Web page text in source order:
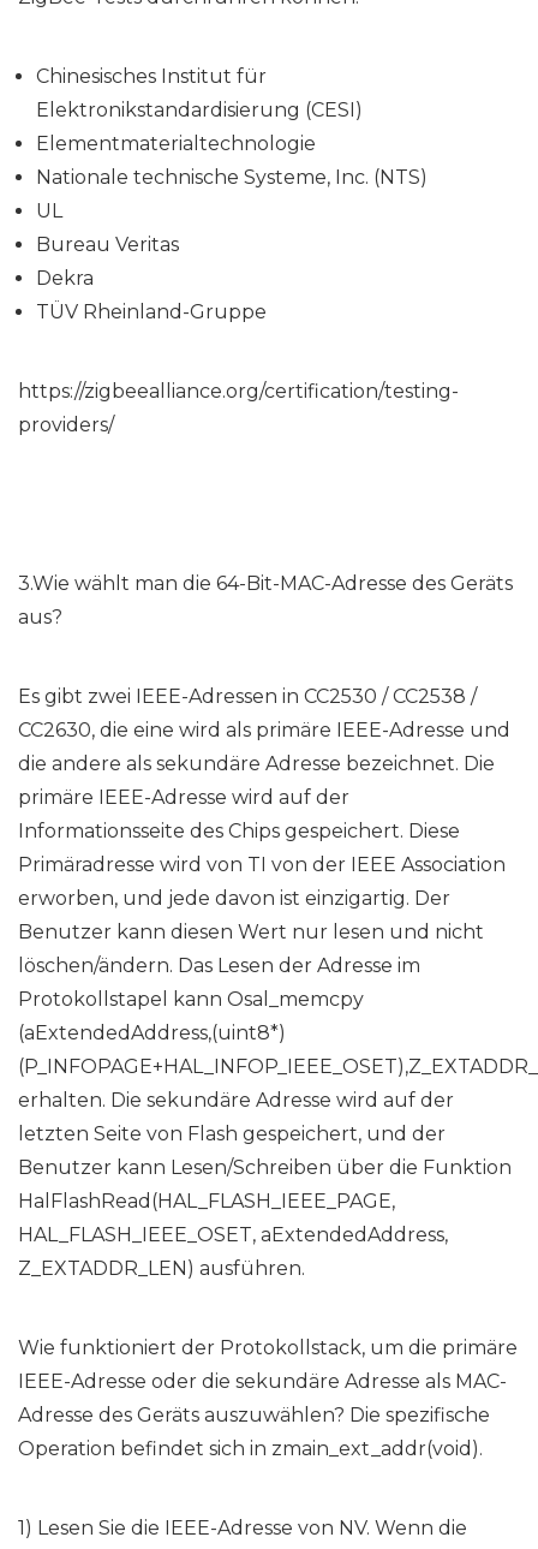
Chinesisches Institut für
Elektronikstandardisierung (CESI)
Elementmaterialtechnologie
Nationale technische Systeme, Inc. (NTS)
UL
Bureau Veritas
Dekra
TÜV Rheinland-Gruppe
https://zigbeealliance.org/certification/testing-
providers/
3.Wie wählt man die 64-Bit-MAC-Adresse des Geräts
aus?
Es gibt zwei IEEE-Adressen in CC2530 / CC2538 /
CC2630, die eine wird als primäre IEEE-Adresse und
die andere als sekundäre Adresse bezeichnet. Die
primäre IEEE-Adresse wird auf der
Informationsseite des Chips gespeichert. Diese
Primäradresse wird von TI von der IEEE Association
erworben, und jede davon ist einzigartig. Der
Benutzer kann diesen Wert nur lesen und nicht
löschen/ändern. Das Lesen der Adresse im
Protokollstapel kann Osal_memcpy
(aExtendedAddress,(uint8*)
erhalten. Die sekundäre Adresse wird auf der
letzten Seite von Flash gespeichert, und der
Benutzer kann Lesen/Schreiben über die Funktion
HalFlashRead(HAL_FLASH_IEEE_PAGE,
HAL_FLASH_IEEE_OSET, aExtendedAddress,
Z_EXTADDR_LEN) ausführen.
Wie funktioniert der Protokollstack, um die primäre
IEEE-Adresse oder die sekundäre Adresse als MAC-
Adresse des Geräts auszuwählen? Die spezifische
Operation befindet sich in zmain_ext_addr(void).
1) Lesen Sie die IEEE-Adresse von NV. Wenn die